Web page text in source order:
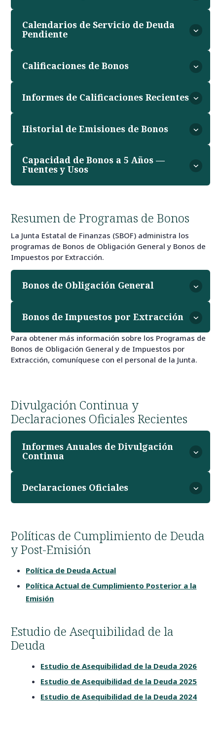
Calendarios de Servicio de Deuda
Pendiente
Calificaciones de Bonos
Informes de Calificaciones Recientes
Historial de Emisiones de Bonos
Capacidad de Bonos a 5 Años —
Fuentes y Usos
Resumen de Programas de Bonos
La Junta Estatal de Finanzas (SBOF) administra los
programas de Bonos de Obligación General y Bonos de
Impuestos por Extracción.
Bonos de Obligación General
Bonos de Impuestos por Extracción
Para obtener más información sobre los Programas de
Bonos de Obligación General y de Impuestos por
Extracción, comuníquese con el personal de la Junta.
Divulgación Continua y
Declaraciones Oficiales Recientes
Informes Anuales de Divulgación
Continua
Declaraciones Oficiales
Políticas de Cumplimiento de Deuda
y Post-Emisión
Política de Deuda Actual
Política Actual de Cumplimiento Posterior a la
Emisión
Estudio de Asequibilidad de la
Deuda
Estudio de Asequibilidad de la Deuda 2026
Estudio de Asequibilidad de la Deuda 2025
Estudio de Asequibilidad de la Deuda 2024